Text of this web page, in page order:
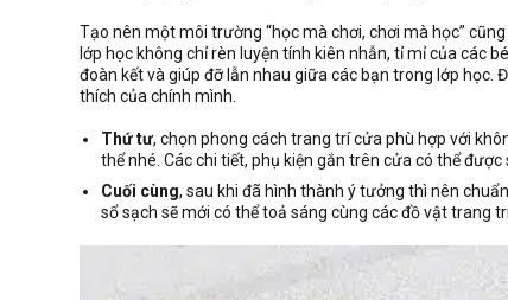
Tạo nên một môi trường “học mà chơi, chơi mà học”
lớp học không chỉ rèn luyện tính kiên nhẫn, tỉ mỉ của các
đoàn kết và giúp đỡ lẫn nhau giữa các bạn trong lớp học.
thích của chính mình.
Thứ tư, chọn phong cách trang trí cửa phù hợp với
thể nhé. Các chi tiết, phụ kiện gắn trên cửa có thể
Cuối cùng, sau khi đã hình thành ý tưởng thì nên
sổ sạch sẽ mới có thể toả sáng cùng các đồ vật trang